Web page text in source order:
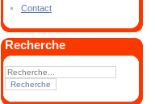
Contact
Recherche